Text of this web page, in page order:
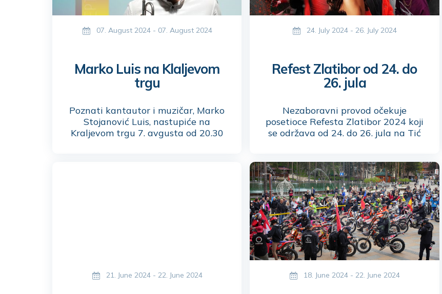
07. August 2024 - 07. August 2024
Marko Luis na Klaljevom
trgu
Poznati kantautor i muzičar, Marko
Stojanović Luis, nastupiće na
Kraljevom trgu 7. avgusta od 20.30
24. July 2024 - 26. July 2024
Refest Zlatibor od 24. do
26. jula
Nezaboravni provod očekuje
posetioce Refesta Zlatibor 2024 koji
se održava od 24. do 26. jula na Tić
21. June 2024 - 22. June 2024 18. June 2024 - 22. June 2024